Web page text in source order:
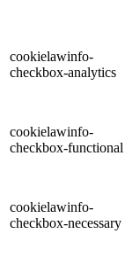
cookielawinfo-
checkbox-analytics
cookielawinfo-
checkbox-functional
cookielawinfo-
checkbox-necessary